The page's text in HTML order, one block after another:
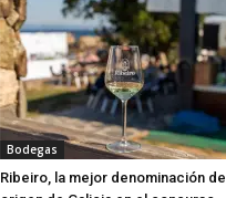
Bodegas
Ribeiro, la mejor denominación de